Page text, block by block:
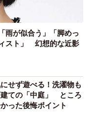
雨が似合う」「脚めっ
スト」 幻想的な近影
せず遊べる！洗濯物も
ての「中庭」 ところ
った後悔ポイント